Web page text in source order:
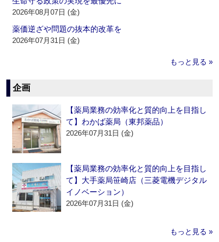
2026年08月07日 (金)
薬価逆ざや問題の抜本的改革を
2026年07月31日 (金)
もっと見る »
企画
【薬局業務の効率化と質的向上を目指し
て】わかば薬局（東邦薬品）
2026年07月31日 (金)
【薬局業務の効率化と質的向上を目指し
て】大手薬局笹崎店（三菱電機デジタル
イノベーション）
2026年07月31日 (金)
もっと見る »